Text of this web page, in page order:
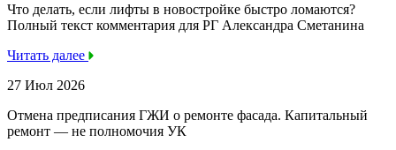
Что делать, если лифты в новостройке быстро ломаются?
Полный текст комментария для РГ Александра Сметанина
Читать далее
27 Июл 2026
Отмена предписания ГЖИ о ремонте фасада. Капитальный
ремонт — не полномочия УК